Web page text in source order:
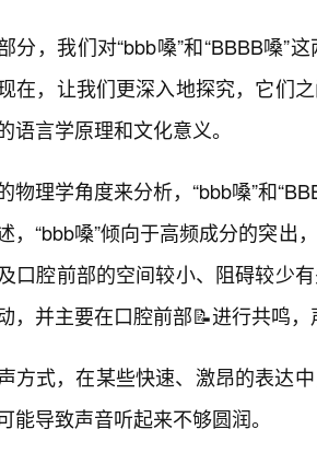
分，我们对“bbb嗓”和“BBBB嗓”
在，让我们更深入地探究，它们
语言学原理和文化意义。
物理学角度来分析，“bbb嗓”和
，“bbb嗓”倾向于高频成分的突出
口腔前部的空间较小、阻碍较少
，并主要在口腔前部📝进行共鸣，
方式，在某些快速、激昂的表达
能导致声音听起来不够圆润。